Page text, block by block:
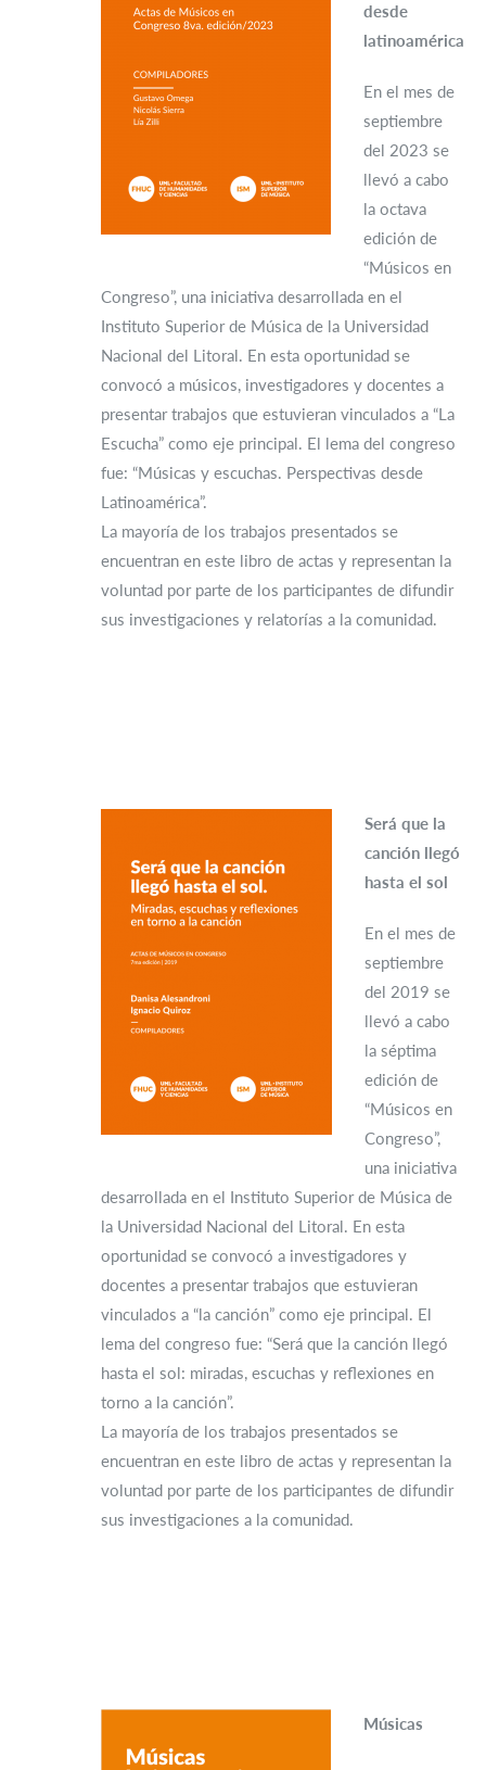
desde
latinoamérica
En el mes de
septiembre
del 2023 se
llevó a cabo
la octava
edición de
“Músicos en
Congreso”, una iniciativa desarrollada en el
Instituto Superior de Música de la Universidad
Nacional del Litoral. En esta oportunidad se
convocó a músicos, investigadores y docentes a
presentar trabajos que estuvieran vinculados a “La
Escucha” como eje principal. El lema del congreso
fue: “Músicas y escuchas. Perspectivas desde
Latinoamérica”.
La mayoría de los trabajos presentados se
encuentran en este libro de actas y representan la
voluntad por parte de los participantes de difundir
sus investigaciones y relatorías a la comunidad.
Será que la
canción llegó
hasta el sol
En el mes de
septiembre
del 2019 se
llevó a cabo
la séptima
edición de
“Músicos en
Congreso”,
una iniciativa
desarrollada en el Instituto Superior de Música de
la Universidad Nacional del Litoral. En esta
oportunidad se convocó a investigadores y
docentes a presentar trabajos que estuvieran
vinculados a “la canción” como eje principal. El
lema del congreso fue: “Será que la canción llegó
hasta el sol: miradas, escuchas y reflexiones en
torno a la canción”.
La mayoría de los trabajos presentados se
encuentran en este libro de actas y representan la
voluntad por parte de los participantes de difundir
sus investigaciones a la comunidad.
Músicas